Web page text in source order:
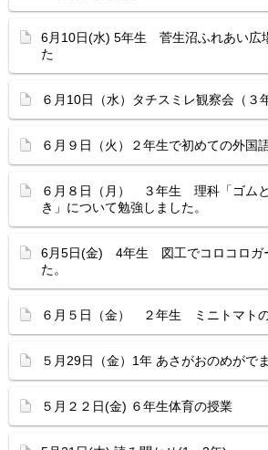
6月10日(水) 5年生 菅生沼ふれあい広
た
６月10日（水）タチスミレ観察会（３
６月９日（火）２年生で初めての外国
６月８日（月） ３年生 理科「ゴム
き」について勉強しました。
6月5日(金) 4年生 図工でコロコロガ
た。
６月５日（金） ２年生 ミニトマト
５月29日（金）1年 あさがおのめがでま
５月２２日(金) ６年生体育の授業